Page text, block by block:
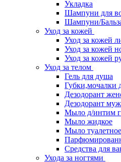
Укладка
Шампуни для
Шампуни/
Уход за кожей
Уход за кожей
Уход за кожей
Уход за кожей
Уход за телом
Гель для душа
Губки,мочалки
Дезодорант
Дезодорант
Мыло д/интим
Мыло жидкое
Мыло туалетное
Средства для
Ухода за ногтями